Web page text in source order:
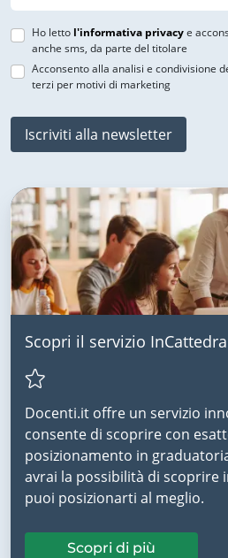
Ho letto l'informativa privacye
anche sms, da parte del titolare
Acconsento alla analisi e condivisione
terzi per motivi di marketing
Iscriviti alla newsletter
Scopri il servizio InCattedra
Docenti.it offre un servizio
consente di scoprire con
posizionamento in
avrai la possibilità di scoprire
puoi posizionarti al meglio.
Scopri di più